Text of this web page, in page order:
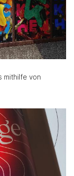
mithilfe von